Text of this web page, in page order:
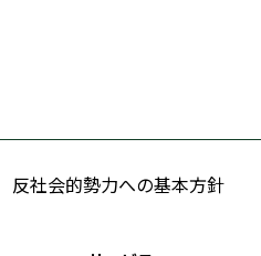
反社会的勢力への基本方針